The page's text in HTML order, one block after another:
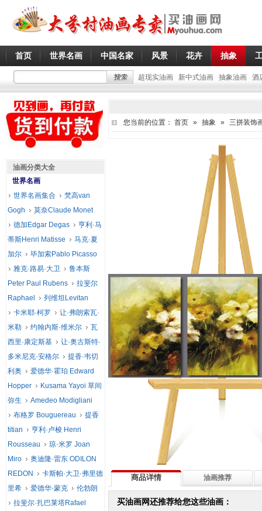
首页 世界名画 中国名家 风景 花卉 抽象
超现实油画 新中式油画 抽象油画 酒
您当前的位置： 首页 » 抽象 » 三拼装饰
商品详情 油画推荐
买油画网还推荐给您这些油画：
油画分类大全
世界名画
世界名画集合
梵高van
Gogh
莫奈Claude Monet
德加Edgar Degas
亨利·马
蒂斯Henri Matisse
马克·夏
加尔
毕加索Pablo Picasso
雅克·路易·大卫
鲁本斯
Peter Paul Rubens
拉斐尔
Raphael
列维坦Levitan
卡米耶·柯罗
让·弗朗索瓦·
米勒
约翰内斯·维米尔
瓦
西里·康定斯基
让·奥古斯特·
多米尼克·安格尔
提香·韦切
利奥
爱德华·霍珀 Edward
Hopper
Kusama Yayoi 草间
弥生
Amedeo Modigliani
布格罗 Bouguereau
提香
titian
亨利·卢梭 Henri
Rousseau
琼·米罗 Joan
Miro
奥迪隆·雷东 ODILON
REDON
卡斯帕·大卫·弗里德
里希
爱德华·蒙克
伦勃朗
拉斐尔·扎巴莱塔Rafael